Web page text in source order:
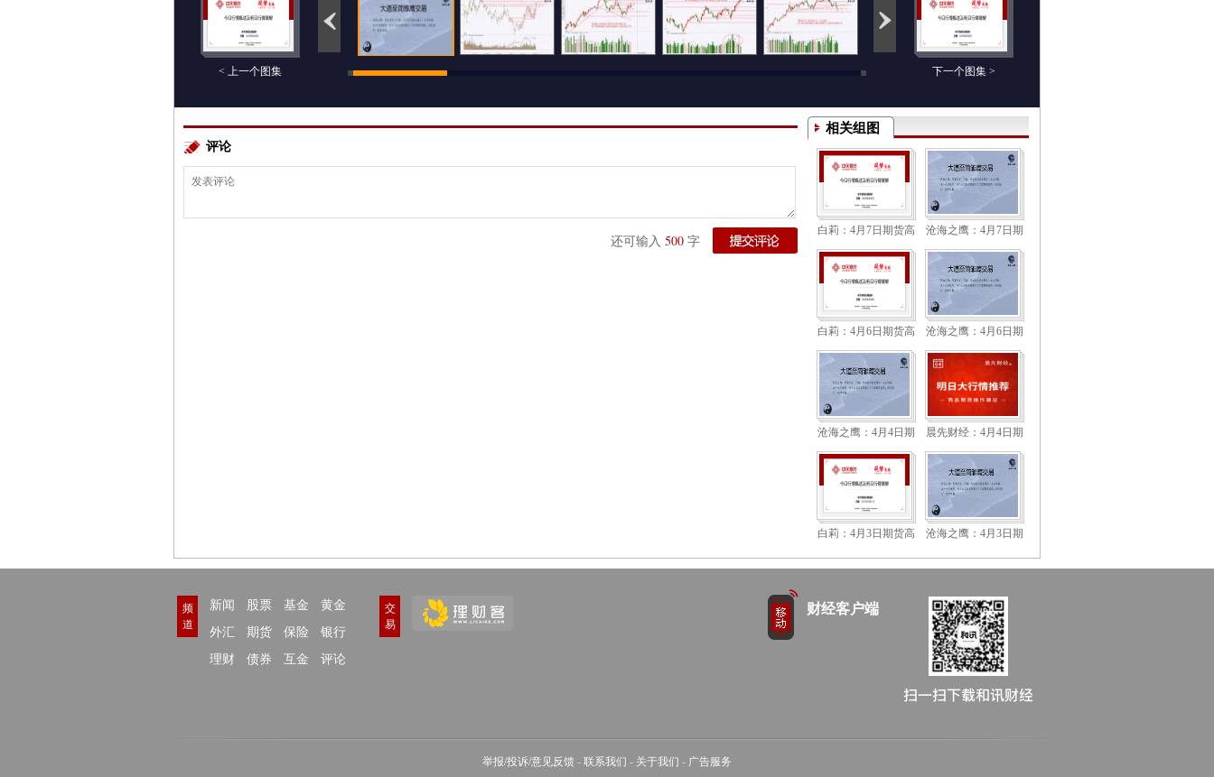
< 上一个图集 下一个图集 >
评论
还可输入 500 字
相关组图
白莉：4月7日期货高
清组图
沧海之鹰：4月7日期
货高清组图
白莉：4月6日期货高
清组图
沧海之鹰：4月6日期
货高清组图
沧海之鹰：4月4日期
货高清组图
晨先财经：4月4日期
货高清组图
白莉：4月3日期货高
沧海之鹰：4月3日期
频
道
新闻 股票 基金
黄金
外汇
期货 保险
银行
理财
债券 互金 评论
交
易
财经客户端
举报/投诉/意见反馈 - 联系我们 - 关于我们 - 广告服务